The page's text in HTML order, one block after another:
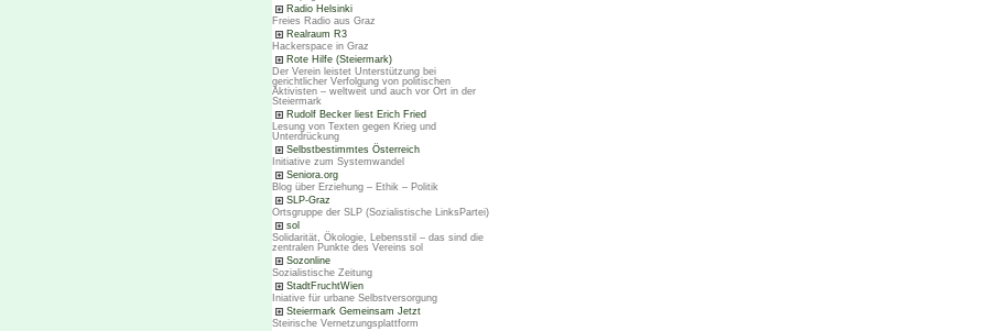
Radio Helsinki
Freies Radio aus Graz
Realraum R3
Hackerspace in Graz
Rote Hilfe (Steiermark)
Der Verein leistet Unterstützung bei
gerichtlicher Verfolgung von politischen
Aktivisten – weltweit und auch vor Ort in der
Steiermark
Rudolf Becker liest Erich Fried
Lesung von Texten gegen Krieg und
Unterdrückung
Selbstbestimmtes Österreich
Initiative zum Systemwandel
Seniora.org
Blog über Erziehung – Ethik – Politik
SLP-Graz
Ortsgruppe der SLP (Sozialistische LinksPartei)
sol
Solidarität, Ökologie, Lebensstil – das sind die
zentralen Punkte des Vereins sol
Sozonline
Sozialistische Zeitung
StadtFruchtWien
Iniative für urbane Selbstversorgung
Steiermark Gemeinsam Jetzt
Steirische Vernetzungsplattform